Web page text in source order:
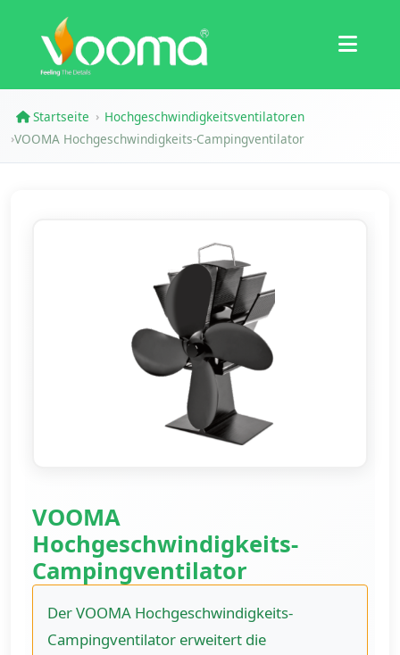
Zertifizierungen
Fallstudie
Startseite › Hochgeschwindigkeitsventilatoren
›VOOMA Hochgeschwindigkeits-Campingventilator
VOOMA
Hochgeschwindigkeits-
Campingventilator
Der VOOMA Hochgeschwindigkeits-
Campingventilator erweitert die